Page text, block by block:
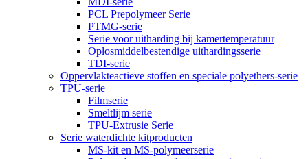
PCL Prepolymeer Serie
PTMG-serie
Serie voor uitharding bij kamertemperatuur
Oplosmiddelbestendige uithardingsserie
TDI-serie
Oppervlakteactieve stoffen en speciale polyethers-serie
TPU-serie
Filmserie
Smeltlijm serie
TPU-Extrusie Serie
Serie waterdichte kitproducten
MS-kit en MS-polymeerserie